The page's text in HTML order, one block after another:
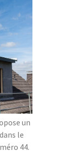
un
le
44.